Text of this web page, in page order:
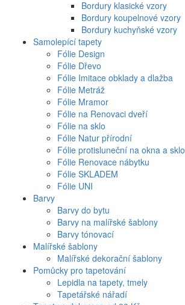
Bordury klasické vzory
Bordury koupelnové vzory
Bordury kuchyňské vzory
Samolepící tapety
Fólie Design
Fólie Dřevo
Fólie Imitace obklady a dlažba
Fólie Metráž
Fólie Mramor
Fólie na Renovaci dveří
Fólie na sklo
Fólie Natur přírodní
Fólie protisluneční na okna a sklo
Fólie Renovace nábytku
Fólie SKLADEM
Fólie UNI
Barvy
Barvy do bytu
Barvy na malířské šablony
Barvy tónovací
Malířské šablony
Malířské dekorační šablony
Pomůcky pro tapetování
Lepidla na tapety, tmely
Tapetářské nářadí